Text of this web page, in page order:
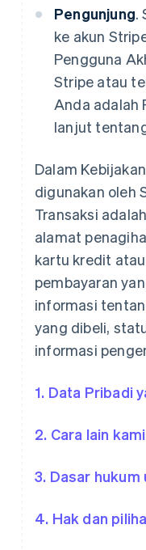
Pengunjung.
ke akun
Pengguna
Stripe atau
Anda adalah
lanjut
Dalam
digunakan oleh
Transaksi
alamat
kartu kredit
pembayaran
informasi
yang dibeli,
informasi
1. Data Pribadi
2. Cara lain
3. Dasar
4. Hak dan